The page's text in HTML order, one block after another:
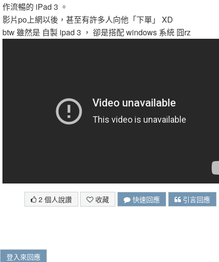
作流暢的 iPad 3 。
影片po上網以後，甚至有許多人向他「下單」 XD
btw 雖然是 自製 ipad 3 ， 卻是搭配 windows 系統 囧rz
2 個人說讚 收藏 快速回應 引言回應
登入來回應